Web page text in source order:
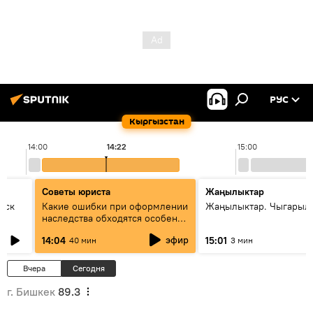
Кыргызстан
РУС
14:00 15:00
14:22
Советы юриста
Какие ошибки при оформлении
наследства обходятся особенно
дорого - советы юриста
14:04 40 мин эфир
Жаңылыктар
Жаңылыктар.
15:01 3 мин
Вчера Сегодня
г. Бишкек 89.3